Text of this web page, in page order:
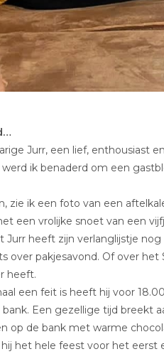
Jurr, een lief, enthousiast
ik benaderd om een
zie ik een foto van een
een vrolijke snoet van een
Jurr heeft zijn verlanglijstje
over pakjesavond. Of over
heeft.
een feit is heeft hij voor
Een gezellige tijd breekt
op de bank met warme
het hele feest voor het